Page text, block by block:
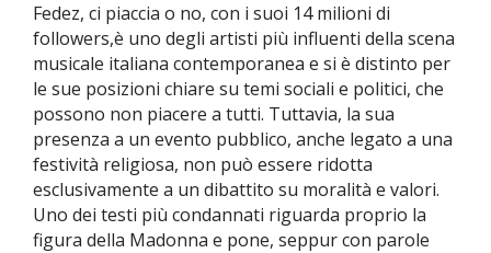
Fedez, ci piaccia o no, con i suoi 14 milioni di
followers,è uno degli artisti più influenti della scena
musicale italiana contemporanea e si è distinto per
le sue posizioni chiare su temi sociali e politici, che
possono non piacere a tutti. Tuttavia, la sua
presenza a un evento pubblico, anche legato a una
festività religiosa, non può essere ridotta
esclusivamente a un dibattito su moralità e valori.
Uno dei testi più condannati riguarda proprio la
figura della Madonna e pone, seppur con parole